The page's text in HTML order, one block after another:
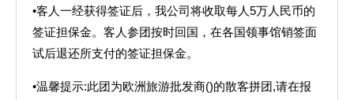
•客人一经获得签证后，我公司将收取每人5万人民币的
签证担保金。客人参团按时回国，在各国领事馆销签面
试后退还所支付的签证担保金。
•温馨提示:此团为欧洲旅游批发商()的散客拼团,请在报